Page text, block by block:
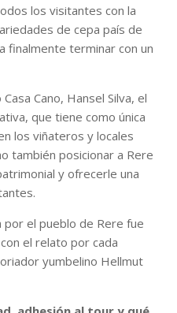
los visitantes con la
de cepa país de
finalmente terminar con un
Cano, Hansel Silva, el
que tiene como única
los viñateros y locales
también posicionar a Rere
y ofrecerle una
por el pueblo de Rere fue
el relato por cada
yumbelino Hellmut